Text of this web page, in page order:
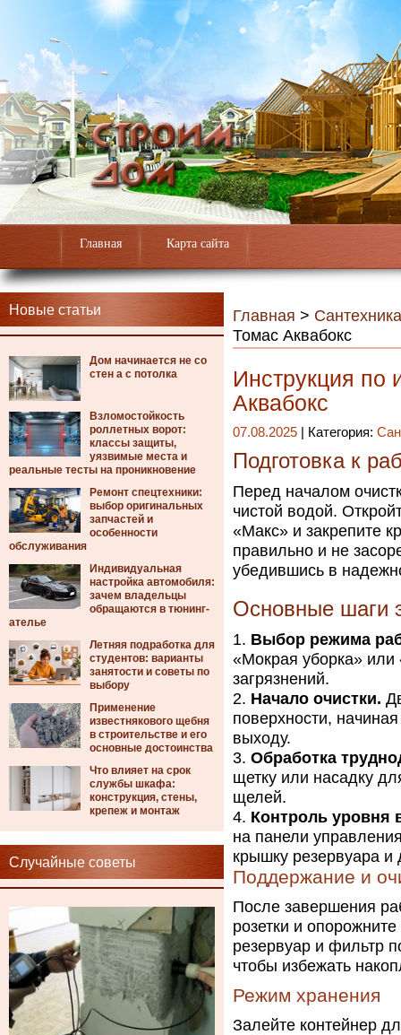
Главная Карта сайта
Новые статьи
Дом начинается не со
стен а с потолка
Взломостойкость
роллетных ворот:
классы защиты,
уязвимые места и
реальные тесты на проникновение
Ремонт спецтехники:
выбор оригинальных
запчастей и
особенности
обслуживания
Индивидуальная
настройка автомобиля:
зачем владельцы
обращаются в тюнинг-
ателье
Летняя подработка для
студентов: варианты
занятости и советы по
выбору
Применение
известнякового щебня
в строительстве и его
основные достоинства
Что влияет на срок
службы шкафа:
конструкция, стены,
крепеж и монтаж
Случайные советы
Главная > Сантехника
Томас Аквабокс
Инструкция по
Аквабокс
07.08.2025 | Категория:
Подготовка к
Перед началом
чистой водой.
«Макс» и закрепите
правильно и не
убедившись в
Основные шаги
Выбор режима
«Мокрая уборка» или
загрязнений.
Начало очистки.
поверхности,
выходу.
Обработка
щетку или насадку
щелей.
Контроль уровня
на панели
крышку резервуара и
Поддержание и
После завершения
розетки и
резервуар и фильтр
чтобы избежать
Режим хранения
Залейте контейнер